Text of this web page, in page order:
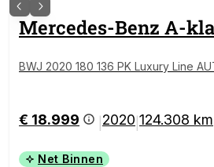
Mercedes-Benz A-
BWJ 2020 180 136 PK Luxury Line
€ 18.999 2020 124.308 km
Net Binnen